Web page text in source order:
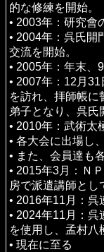
的な修練を開始。
• 2003年：研究會
• 2004年：呉氏開
交流を開始。
• 2005年：年末、
• 2007年：12月
を訪れ、拝師帳に
弟子となり、呉氏
• 2010年：武術太
• 各大会に出場し
• また、会員達も
• 2015年3月：Ｎ
房で派遣講師とし
• 2016年11月：呉
• 2024年11月：
を使用し、孟村八
• 現在に至る